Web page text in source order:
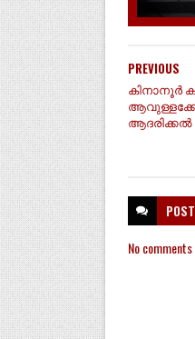
PREVIOUS
കിനാനൂർ
ആദരിക്കൽ
POST
No comments